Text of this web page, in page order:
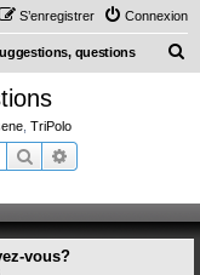
Connexion
S’enregistrer
questions
c
TriPolo
Rechercher
vous?